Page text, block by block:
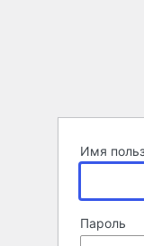
Имя
Пароль